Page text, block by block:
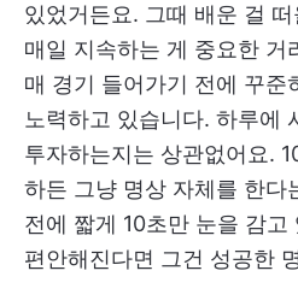
있었거든요. 그때 배운 걸
매일 지속하는 게 중요한 거
매 경기 들어가기 전에 꾸준
노력하고 있습니다. 하루에
투자하는지는 상관없어요.
하든 그냥 명상 자체를 한다
전에 짧게 10초만 눈을 감고
편안해진다면 그건 성공한